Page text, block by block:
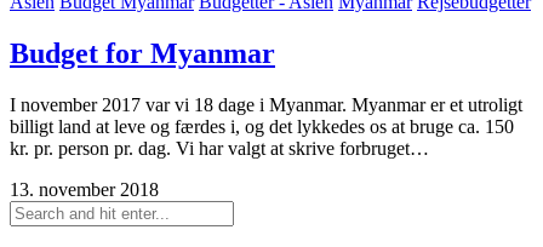
Budget for Myanmar
I november 2017 var vi 18 dage i Myanmar. Myanmar er et utroligt
billigt land at leve og færdes i, og det lykkedes os at bruge ca. 150
kr. pr. person pr. dag. Vi har valgt at skrive forbruget…
13. november 2018